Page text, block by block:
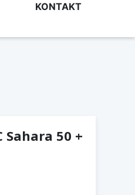
KONTAKT
Sahara 50 +